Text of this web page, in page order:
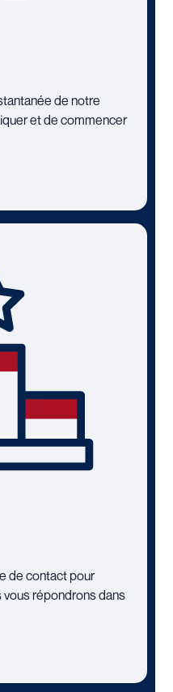
de notre
et de commencer
de contact pour
vous répondrons dans